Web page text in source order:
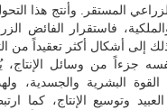
المستقر. وأنتج هذا
فاستقرار الفائض
إلى أشكال أكثر تعقيداً من
جزءاً من وسائل
البشرية والجسدية،
وتوسيع الإنتاج، كما